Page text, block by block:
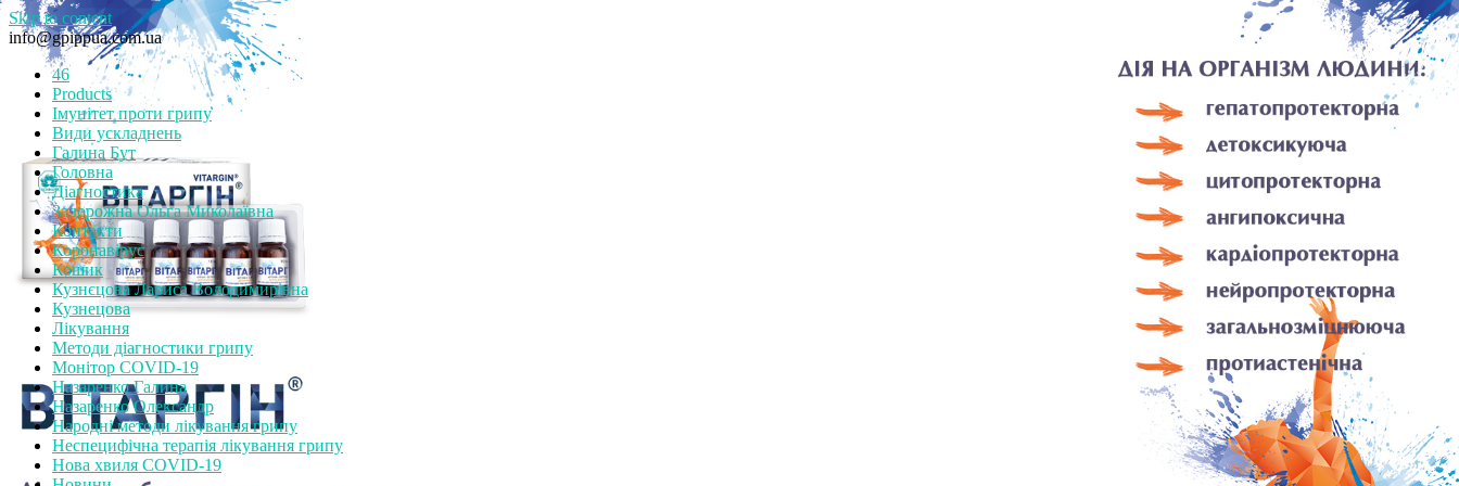
Skip to content
info@gpippua.com.ua
46
Products
Імунітет проти грипу
Види ускладнень
Галина Бут
Головна
Діагностика
Задорожна Ольга Миколаївна
Контакти
Коронавірус
Кошик
Кузнєцова Лариса Володимирівна
Кузнецова
Лікування
Методи діагностики грипу
Монітор СOVID-19
Назаренко Галина
Назаренко Олександр
Народні методи лікування грипу
Неспецифічна терапія лікування грипу
Нова хвиля COVID-19